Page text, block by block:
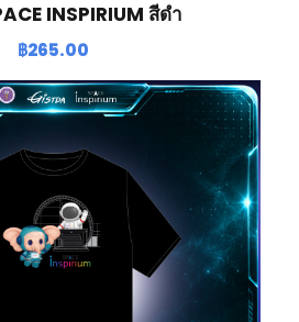
INSPIRIUM สีดำ
฿265.00